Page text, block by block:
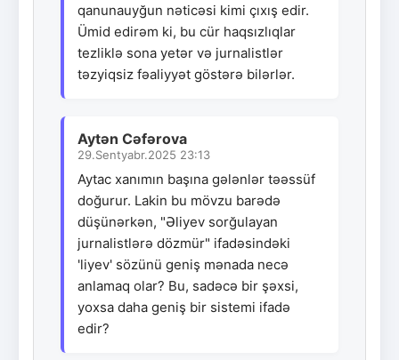
qanunauyğun nəticəsi kimi çıxış edir.
Ümid edirəm ki, bu cür haqsızlıqlar
tezliklə sona yetər və jurnalistlər
təzyiqsiz fəaliyyət göstərə bilərlər.
Aytən Cəfərova
29.Sentyabr.2025 23:13
Aytac xanımın başına gələnlər təəssüf
doğurur. Lakin bu mövzu barədə
düşünərkən, "Əliyev sorğulayan
jurnalistlərə dözmür" ifadəsindəki
'liyev' sözünü geniş mənada necə
anlamaq olar? Bu, sadəcə bir şəxsi,
yoxsa daha geniş bir sistemi ifadə
edir?